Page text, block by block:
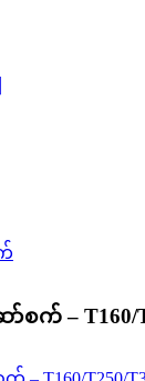
– T160/